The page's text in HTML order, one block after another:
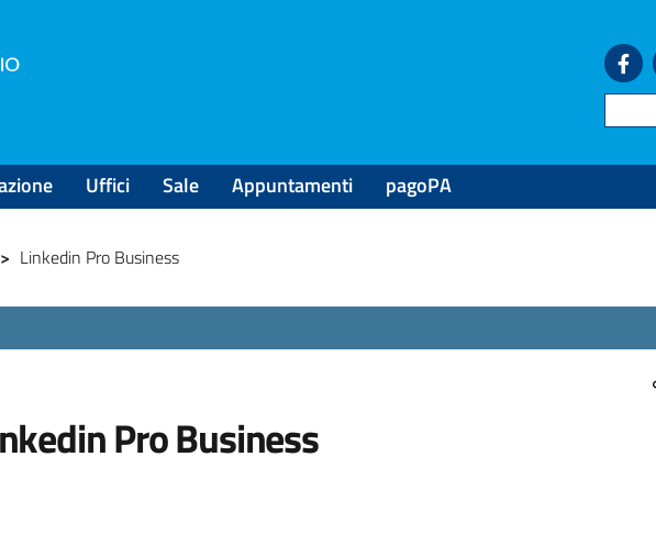
Uffici Sale Appuntamenti pagoPA
> Linkedin Pro Business
Pro Business